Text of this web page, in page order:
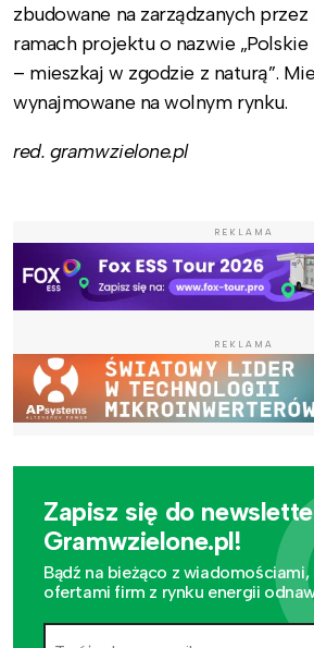
zbudowane na zarządzanych
ramach projektu o nazwie
– mieszkaj w zgodzie z naturą”.
wynajmowane na wolnym rynku.
red. gramwzielone.pl
REKLAMA
REKLAMA
Zapisz się do
Gramwzielone.pl!
Bądź na bieżąco z
ofertami firm z rynku energii